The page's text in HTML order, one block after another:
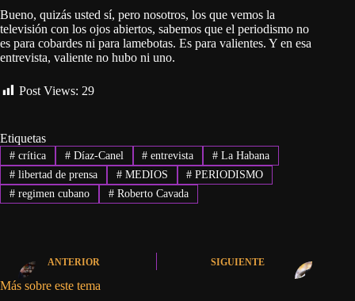
Bueno, quizás usted sí, pero nosotros, los que vemos la
televisión con los ojos abiertos, sabemos que el periodismo no
es para cobardes ni para lamebotas. Es para valientes. Y en esa
entrevista, valiente no hubo ni uno.
Post Views: 29
Etiquetas
#crítica #Díaz-Canel # entrevista # La Habana
#libertad de prensa #MEDIOS # PERIODISMO
#regimen cubano #Roberto Cavada
ANTERIOR SIGUIENTE
Más sobre este tema